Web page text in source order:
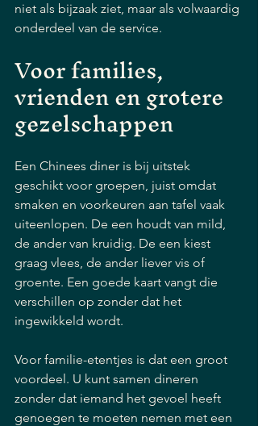
niet als bijzaak ziet, maar als volwaardig
onderdeel van de service.
Voor families,
vrienden en grotere
gezelschappen
Een Chinees diner is bij uitstek
geschikt voor groepen, juist omdat
smaken en voorkeuren aan tafel vaak
uiteenlopen. De een houdt van mild,
de ander van kruidig. De een kiest
graag vlees, de ander liever vis of
groente. Een goede kaart vangt die
verschillen op zonder dat het
ingewikkeld wordt.
Voor familie-etentjes is dat een groot
voordeel. U kunt samen dineren
zonder dat iemand het gevoel heeft
genoegen te moeten nemen met een